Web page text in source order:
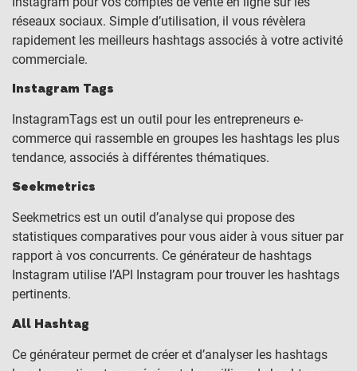
réseaux sociaux. Simple d’utilisation, il vous révèlera
rapidement les meilleurs hashtags associés à votre activité
commerciale.
Instagram Tags
InstagramTags est un outil pour les entrepreneurs e-
commerce qui rassemble en groupes les hashtags les plus
tendance, associés à différentes thématiques.
Seekmetrics
Seekmetrics est un outil d’analyse qui propose des
statistiques comparatives pour vous aider à vous situer par
rapport à vos concurrents. Ce générateur de hashtags
Instagram utilise l’API Instagram pour trouver les hashtags
pertinents.
All Hashtag
Ce générateur permet de créer et d’analyser les hashtags